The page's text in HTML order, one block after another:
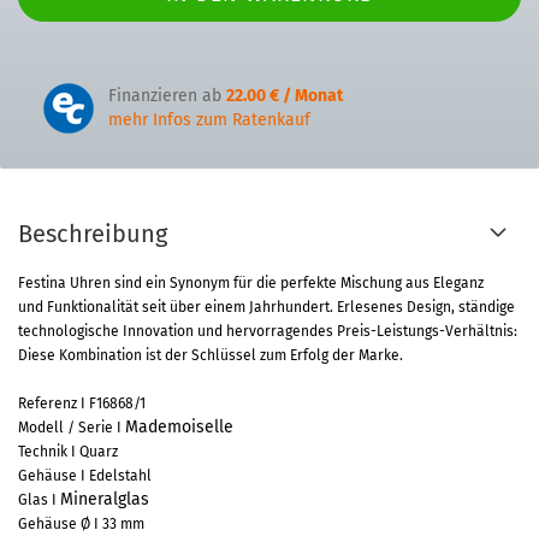
Finanzieren ab 22.00 € / Monat
mehr Infos zum Ratenkauf
Beschreibung
Festina Uhren sind ein Synonym für die perfekte Mischung aus Eleganz
und Funktionalität seit über einem Jahrhundert. Erlesenes Design, ständige
technologische Innovation und hervorragendes Preis-Leistungs-Verhältnis:
Diese Kombination ist der Schlüssel zum Erfolg der Marke.
Referenz I F16868/1
Modell / Serie I Mademoiselle
Technik I Quarz
Gehäuse I Edelstahl
Glas I Mineralglas
Gehäuse Ø I 33 mm